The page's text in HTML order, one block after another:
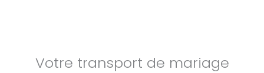
Votre transport de mariage